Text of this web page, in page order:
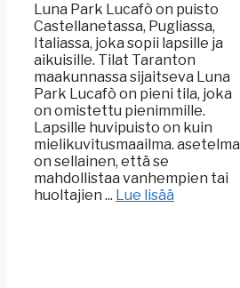
Luna Park Lucafò on puisto
Castellanetassa, Pugliassa,
Italiassa, joka sopii lapsille ja
aikuisille. Tilat Taranton
maakunnassa sijaitseva Luna
Park Lucafò on pieni tila, joka
on omistettu pienimmille.
Lapsille huvipuisto on kuin
mielikuvitusmaailma. asetelma
on sellainen, että se
mahdollistaa vanhempien tai
huoltajien ... Lue lisää